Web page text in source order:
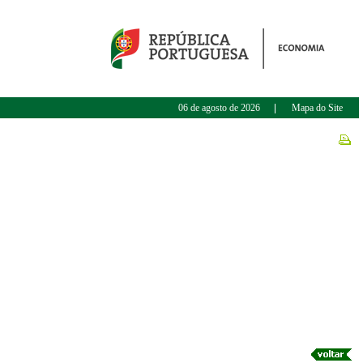
Mapa do Site
06 de agosto de 2026